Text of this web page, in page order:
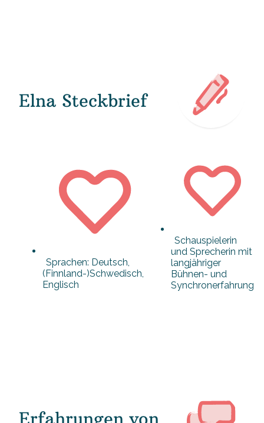
Elna Steckbrief
Sprachen: Deutsch,
(Finnland-)Schwedisch,
Englisch
Schauspielerin
und Sprecherin mit
langjähriger
Bühnen- und
Synchronerfahrung
Erfahrungen von